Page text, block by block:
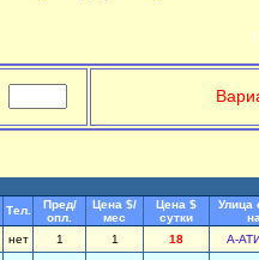
Тел.
Пред/
опл.
Цена $/
мес
Цена $
сутки
Улица
нет 1 1 18 А-